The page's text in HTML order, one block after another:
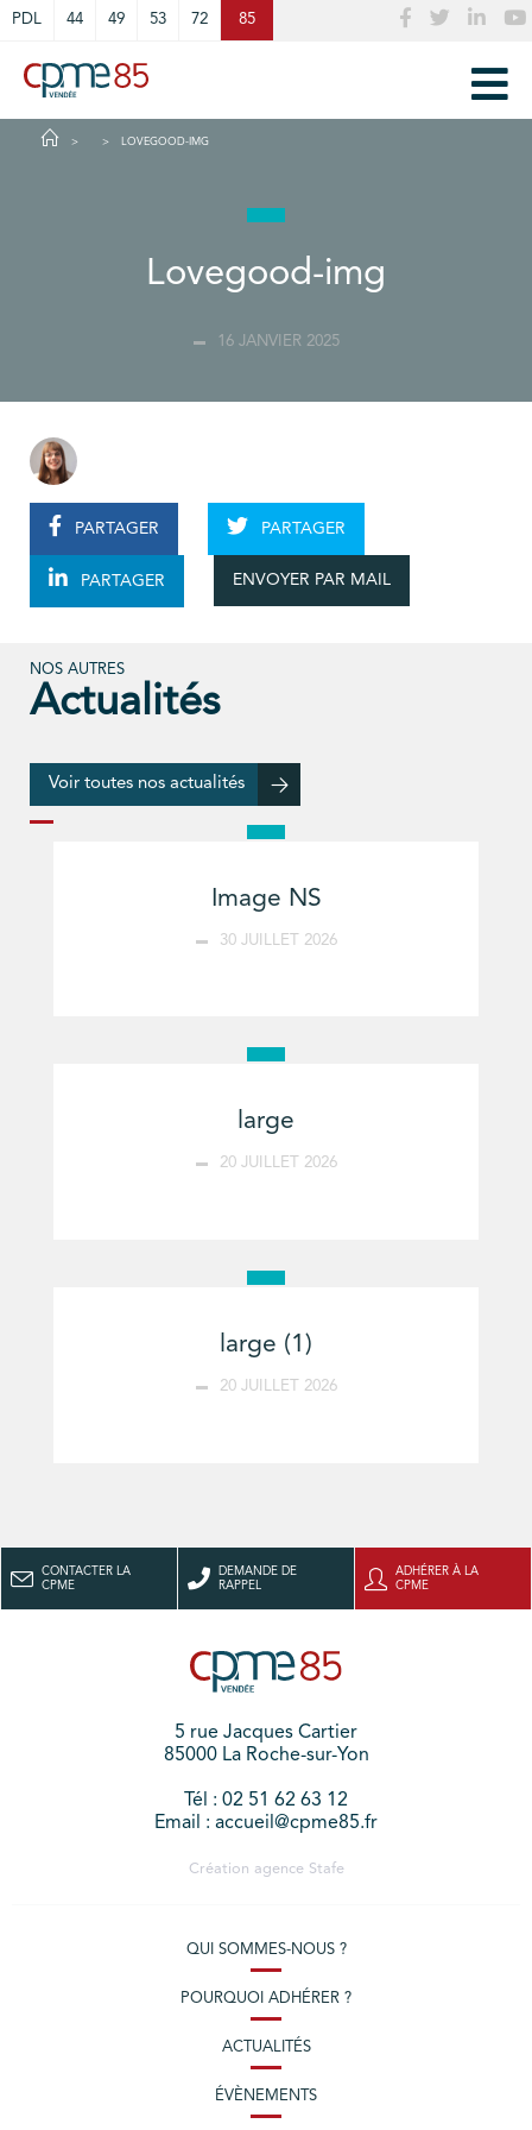
PDL 44 49 53 72 85
LOVEGOOD-IMG
Lovegood-img
16 JANVIER 2025
PARTAGER PARTAGER
PARTAGER ENVOYER PAR MAIL
NOS AUTRES
Actualités
Voir toutes nos actualités
Image NS
30 JUILLET 2026
large
20 JUILLET 2026
large (1)
20 JUILLET 2026
CONTACTER LA
CPME
DEMANDE DE
RAPPEL
ADHÉRER À LA
CPME
5 rue Jacques Cartier
85000 La Roche-sur-Yon
Tél : 02 51 62 63 12
Email : accueil@cpme85.fr
Création agence Stafe
QUI SOMMES-NOUS ?
POURQUOI ADHÉRER ?
ACTUALITÉS
ÉVÈNEMENTS
Cookies management panel